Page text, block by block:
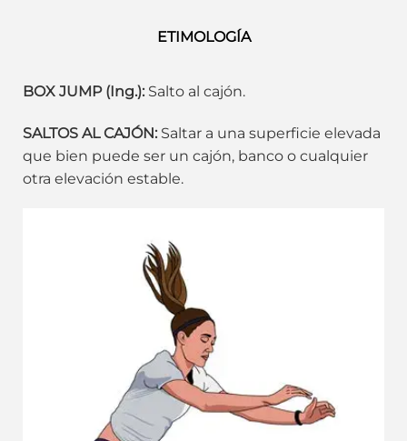
ETIMOLOGÍA
BOX JUMP (Ing.): Salto al cajón.
SALTOS AL CAJÓN: Saltar a una superficie elevada
que bien puede ser un cajón, banco o cualquier
otra elevación estable.